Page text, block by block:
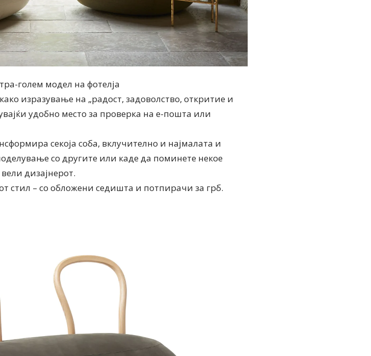
голем модел на фотелја
изразување на „радост, задоволство, откритие и
удобно место за проверка на е-пошта или
секоја соба, вклучително и најмалата и
со другите или каде да поминете некое
дизајнерот.
стил – со обложени седишта и потпирачи за грб.